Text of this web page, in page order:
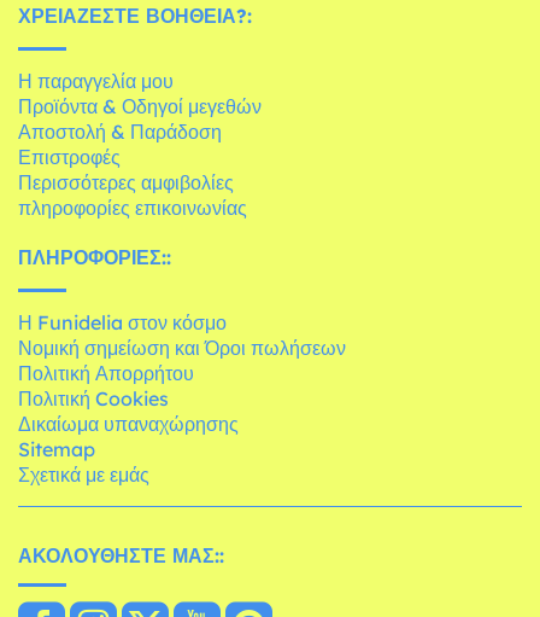
ΧΡΕΙΆΖΕΣΤΕ ΒΟΉΘΕΙΑ?:
Η παραγγελία μου
Προϊόντα & Οδηγοί μεγεθών
Αποστολή & Παράδοση
Επιστροφές
Περισσότερες αμφιβολίες
πληροφορίες επικοινωνίας
ΠΛΗΡΟΦΟΡΊΕΣ::
Η Funidelia στον κόσμο
Νομική σημείωση και Όροι πωλήσεων
Πολιτική Απορρήτου
Πολιτική Cookies
Δικαίωμα υπαναχώρησης
Sitemap
Σχετικά με εμάς
ΑΚΟΛΟΥΘΉΣΤΕ ΜΑΣ::